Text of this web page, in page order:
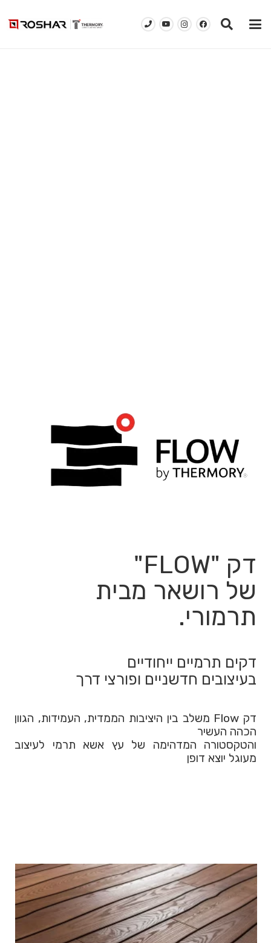
דק "FLOW"
של רושאר מבית
תרמורי.
דקים תרמיים ייחודיים
בעיצובים חדשניים ופורצי דרך
דק Flow משלב בין היציבות הממדית, העמידות, הגוון
הכהה העשיר
והטקסטורה המדהימה של עץ אשא תרמי לעיצוב
מעוגל יוצא דופן